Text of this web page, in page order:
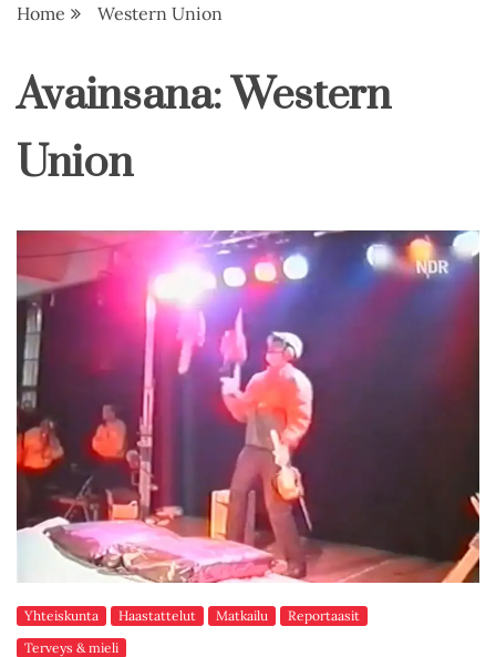
Home
Western Union
Avainsana:Western
Union
Yhteiskunta Haastattelut Matkailu
Reportaasit
Terveys & mieli